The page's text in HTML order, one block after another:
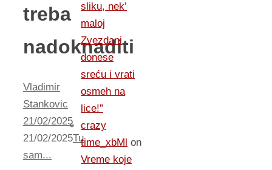
treba
nadoknaditi
Vladimir
Stankovic
21/02/2025
21/02/2025Tu
sam...
sliku, nek’
maloj
Zvezdani
donese
sreću i vrati
osmeh na
lice!”
crazy
time_xbMl on
Vreme koje